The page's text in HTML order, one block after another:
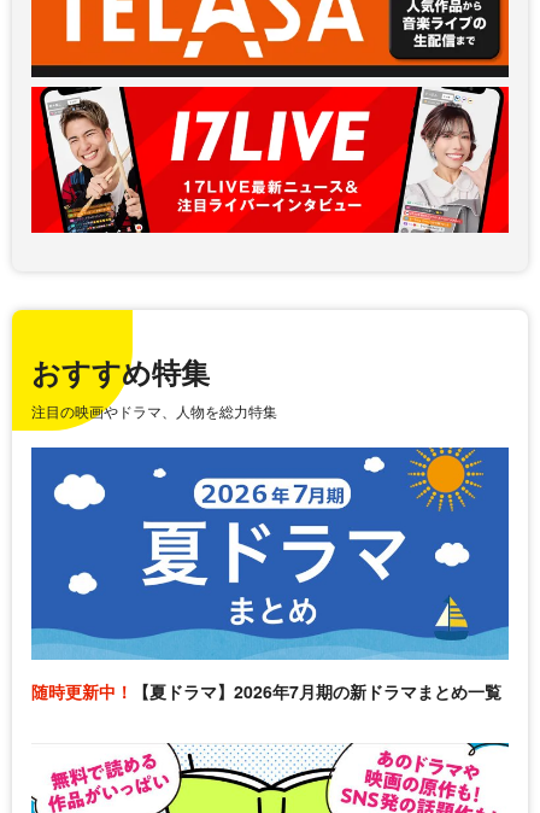
おすすめ特集
注目の映画やドラマ、人物を総力特集
随時更新中！ 【夏ドラマ】2026年7月期の新ドラマまとめ一覧